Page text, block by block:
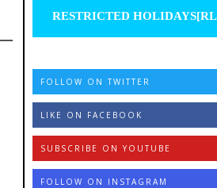
RESTRICTED
FOLLOW ON TWITTER
LIKE ON FACEBOOK
SUBSCRIBE ON YOUTUBE
FOLLOW ON INSTAGRAM